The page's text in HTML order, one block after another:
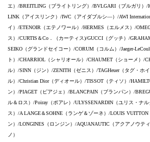
エ）/BREITLING（ブライトリング）/BVLGARI（ブルガリ）/
LINK（アイスリンク）/IWC（アイダブルシ―）/AWI
イ）/ETENOIR（エテノワール）/HERMES（エルメス）/
ス）/CURTIS＆Co．（カーティス)/GUCCI（グッチ）/
SEIKO（グランドセイコー）/CORUM（コルム）/Jaeger-
ト）/CHARRIOL（シャリオール）/CHAUMET（ショーメ）/
ル）/SINN（ジン）/ZENITH（ゼニス）/TAGHeuer（タグ・ホ
ル）/Christian Dior（ディオール）/TISSOT（ティソ）/
ン）/PIAGET（ピアジェ）/BLANCPAIN（ブランパン）/
ル＆ロス）/Poiray（ポアレ）/ULYSSENARDIN（ユリス・ナ
ス）/A LANGE＆SOHNE（ランゲ＆ゾーネ）/LOUIS VUITTON
ン）/LONGINES（ロンジン）/AQUANAUTIC（アクアノウテ
ノ）